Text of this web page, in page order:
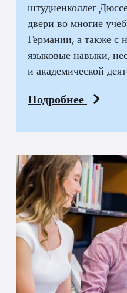
штудиенколлег
двери во многие
Германии, а также с
языковые навыки,
и академической
Подробнее